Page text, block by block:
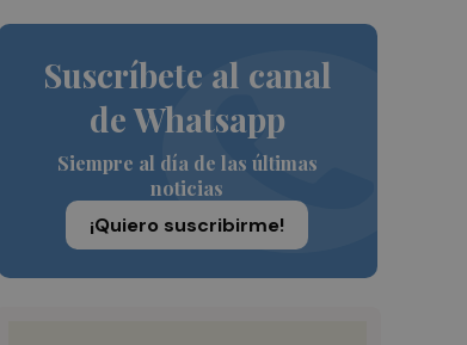
Suscríbete al canal
de Whatsapp
Siempre al día de las últimas
noticias
¡Quiero suscribirme!